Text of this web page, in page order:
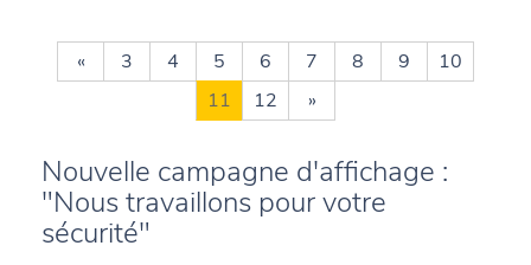
« 3 4 5 6 7 8 9
10
11
12 »
Nouvelle campagne d'affichage :
"Nous travaillons pour votre
sécurité"